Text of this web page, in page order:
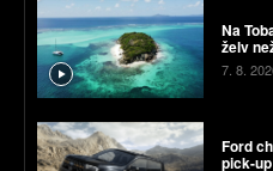
Na
želv
7. 8.
Ford
pick-